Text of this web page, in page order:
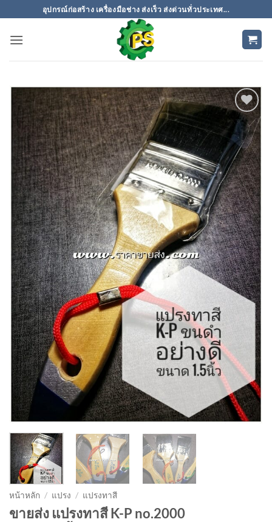
ไป
อุปกรณ์ก่อสร้าง เครื่องมือช่าง ส่งเร็ว ส่งด่วนทั่วประเทศ...
เพิ่มเข้า
ใน
รายการ
ที่
ติดตาม
หน้าหลัก / แปรง / แปรงทาสี
ขายส่ง แปรงทาสี K-P no.2000